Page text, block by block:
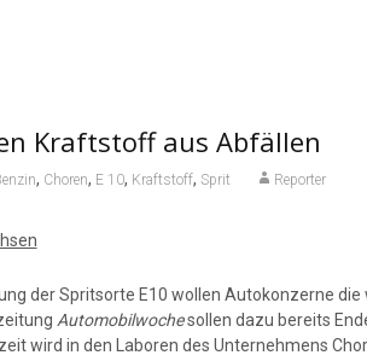
Kraftstoff aus Abfällen
, Choren, E 10, Kraftstoff, Sprit Reporter
der Spritsorte E10 wollen Autokonzerne
Automobilwochesollen dazu bereits
wird in den Laboren des Unternehmens